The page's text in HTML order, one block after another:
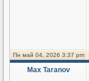
Пн май 04, 2026 3:37 pm
Max Taranov